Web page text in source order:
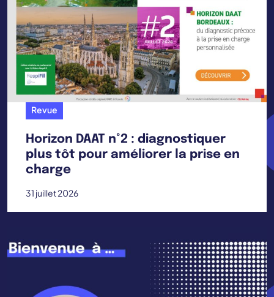
Revue
Horizon DAAT n°2 : diagnostiquer
plus tôt pour améliorer la prise en
charge
31 juillet 2026